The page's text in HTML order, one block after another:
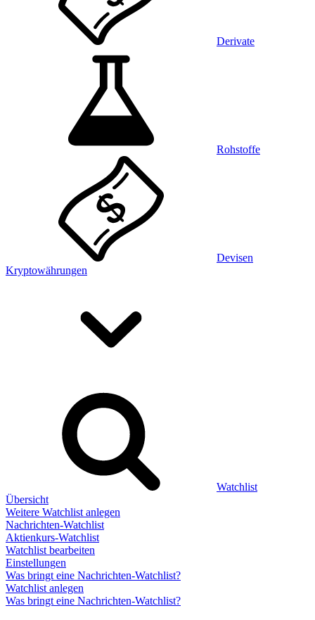
Derivate
Rohstoffe
Devisen
Kryptowährungen
Watchlist
Übersicht
Weitere Watchlist anlegen
Nachrichten-Watchlist
Aktienkurs-Watchlist
Watchlist bearbeiten
Einstellungen
Was bringt eine Nachrichten-Watchlist?
Watchlist anlegen
Was bringt eine Nachrichten-Watchlist?